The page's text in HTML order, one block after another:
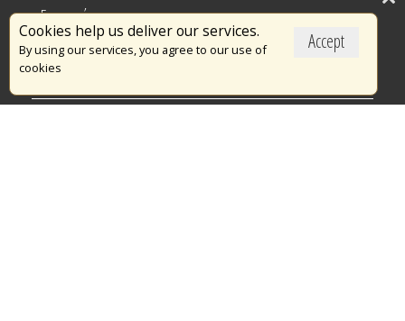
Accept
Cookies help us deliver our services.
By using our services, you agree to our use of
cookies
Επικαιρότητα
Το Πυροσβεστικό Σώμα